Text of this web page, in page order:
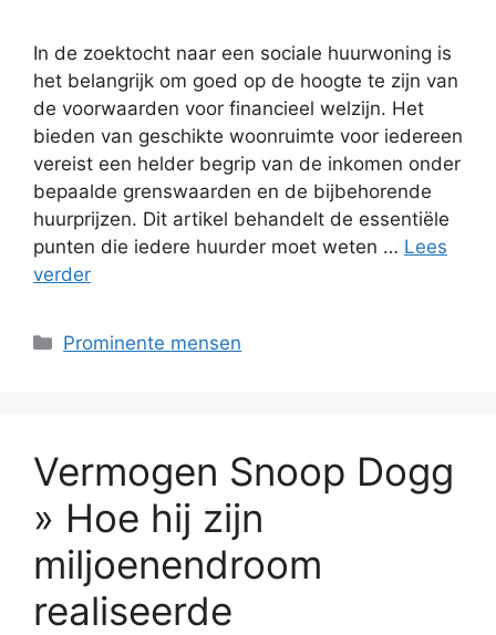
In de zoektocht naar een sociale huurwoning is
het belangrijk om goed op de hoogte te zijn van
de voorwaarden voor financieel welzijn. Het
bieden van geschikte woonruimte voor iedereen
vereist een helder begrip van de inkomen onder
bepaalde grenswaarden en de bijbehorende
huurprijzen. Dit artikel behandelt de essentiële
punten die iedere huurder moet weten … Lees
verder
Categorieën
Prominente mensen
Vermogen Snoop Dogg
» Hoe hij zijn
miljoenendroom
realiseerde